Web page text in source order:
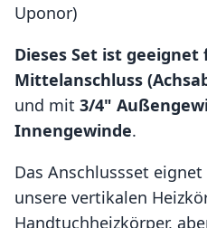
Uponor)
Dieses Set ist
Mittelanschluss
und mit 3/4"
Innengewinde.
Das Anschlussset
unsere vertikalen
Handtuchheizkörper,